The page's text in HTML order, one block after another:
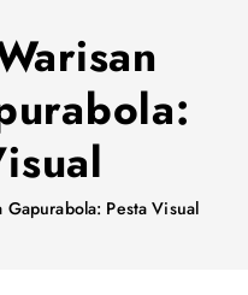
Pesta Visual